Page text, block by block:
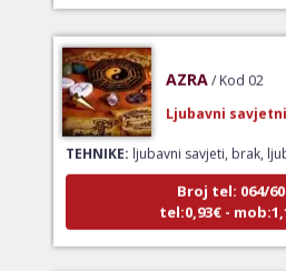
AZRA / Kod 02
Ljubavni
TEHNIKE:ljubavni savjeti, brak,
Broj tel: 064/
tel:0,93€ -